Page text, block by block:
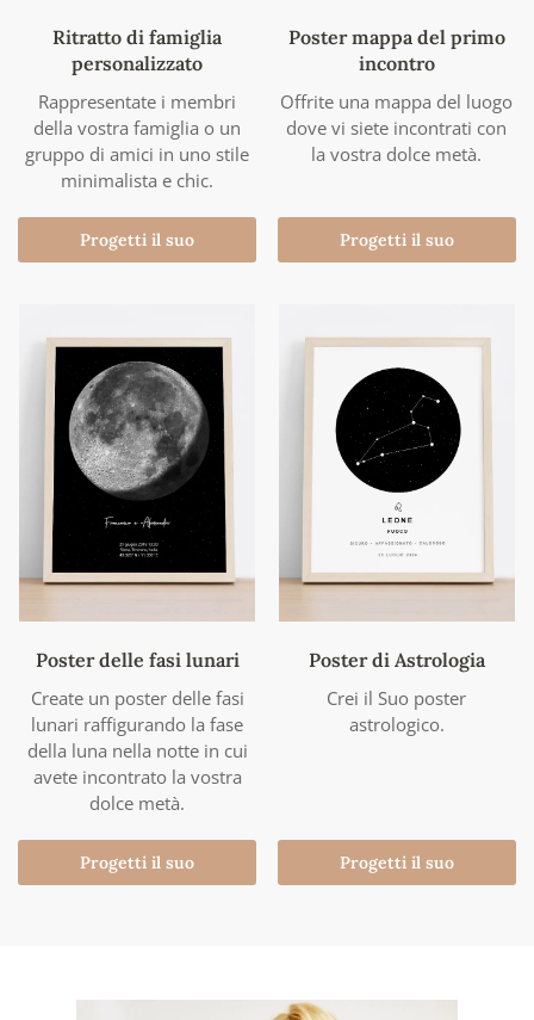
Ritratto di famiglia
personalizzato
Rappresentate i membri
della vostra famiglia o un
gruppo di amici in uno stile
minimalista e chic.
Progetti il suo
Poster mappa del primo
incontro
Offrite una mappa del luogo
dove vi siete incontrati con
la vostra dolce metà.
Progetti il suo
Poster delle fasi lunari
Create un poster delle fasi
lunari raffigurando la fase
della luna nella notte in cui
avete incontrato la vostra
dolce metà.
Progetti il suo
Poster di Astrologia
Crei il Suo poster
astrologico.
Progetti il suo